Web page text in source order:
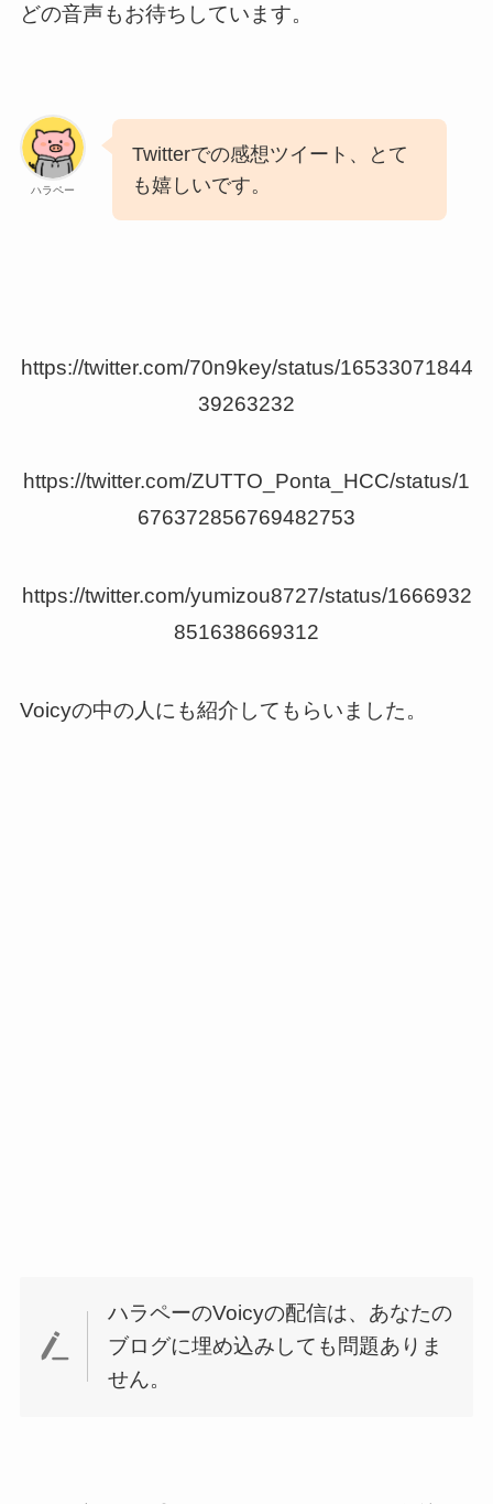
どの音声もお待ちしています。
ハラペー
Twitterでの感想ツイート、とて
も嬉しいです。
https://twitter.com/70n9key/status/16533071844
39263232
https://twitter.com/ZUTTO_Ponta_HCC/status/1
676372856769482753
https://twitter.com/yumizou8727/status/1666932
851638669312
Voicyの中の人にも紹介してもらいました。
ハラペーのVoicyの配信は、あなたの
ブログに埋め込みしても問題ありま
せん。